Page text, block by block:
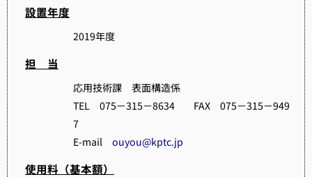
設置年度
2019年度
担 当
応用技術課 表面構造係
TEL 075－315－8634 FAX 075－315－949
7
E-mail ouyou@kptc.jp
使用料（基本額）